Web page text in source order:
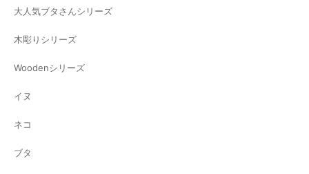
大人気ブタさんシリーズ
木彫りシリーズ
Woodenシリーズ
イヌ
ネコ
ブタ